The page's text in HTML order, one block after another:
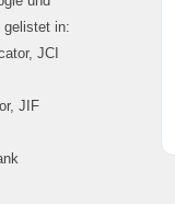
gelistet in:
JCI
JIF